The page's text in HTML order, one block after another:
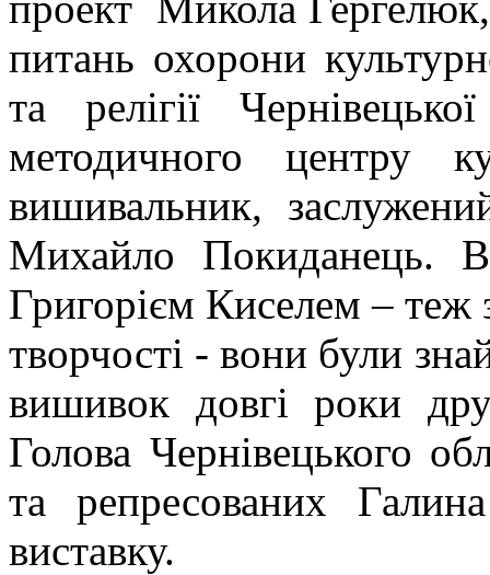
питань охорони
та релігії
методичного центру
вишивальник,
Михайло Покиданець.
Григорієм Киселем – теж
творчості - вони були
вишивок довгі роки
Голова Чернівецького
та репресованих
виставку.